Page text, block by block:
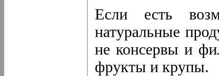
Если есть
натуральные
не консервы и
фрукты и крупы.